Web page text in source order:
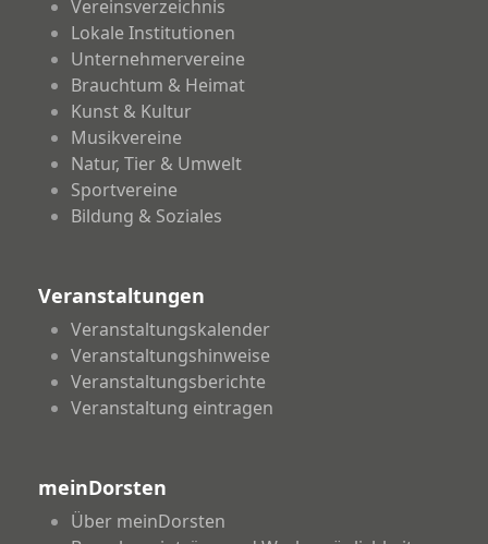
Vereinsverzeichnis
Lokale Institutionen
Unternehmervereine
Brauchtum & Heimat
Kunst & Kultur
Musikvereine
Natur, Tier & Umwelt
Sportvereine
Bildung & Soziales
Veranstaltungen
Veranstaltungskalender
Veranstaltungshinweise
Veranstaltungsberichte
Veranstaltung eintragen
meinDorsten
Über meinDorsten